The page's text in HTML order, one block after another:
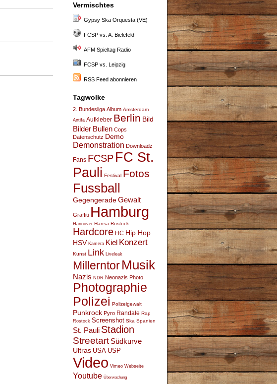
Vermischtes
Gypsy Ska Orquesta (VE)
FCSP vs. A. Bielefeld
AFM Spieltag Radio
FCSP vs. Leipzig
RSS Feed abonnieren
Tagwolke
2. Bundesliga Album Amsterdam
Antifa Aufkleber Berlin Bild
Bilder Bullen Cops
Datenschutz Demo
Demonstration Downloadz
Fans FCSP FC St.
Pauli Festival Fotos
Fussball
GegengeradeGewalt
Graffiti Hamburg
Hannover Hansa Rostock
Hardcore HC Hip Hop
HSV Kamera Kiel Konzert
Kunst Link Liveleak
Millerntor Musik
Nazis NDR Neonazis Photo
Photographie
Polizei Polizeigewalt
Punkrock Pyro Randale Rap
Rostock Screenshot Ska Spanien
St. Pauli Stadion
Streetart Südkurve
Ultras USA USP
Video Vimeo Webseite
Youtube Überwachung